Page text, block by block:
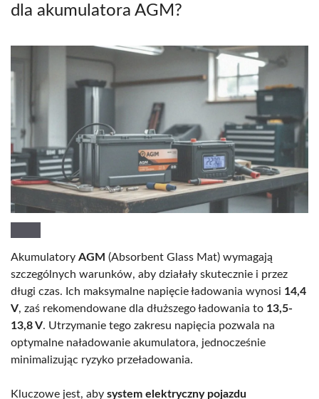
dla akumulatora AGM?
Akumulatory AGM (Absorbent Glass Mat) wymagają
szczególnych warunków, aby działały skutecznie i przez
długi czas. Ich maksymalne napięcie ładowania wynosi 14,4
V, zaś rekomendowane dla dłuższego ładowania to 13,5-
13,8 V. Utrzymanie tego zakresu napięcia pozwala na
optymalne naładowanie akumulatora, jednocześnie
minimalizując ryzyko przeładowania.
Kluczowe jest, aby system elektryczny pojazdu